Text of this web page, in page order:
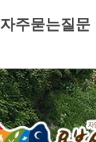
자주묻는질문